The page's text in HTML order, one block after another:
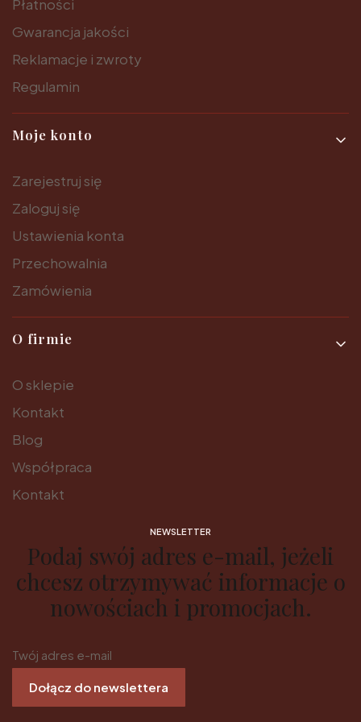
Płatności
Gwarancja jakości
Reklamacje i zwroty
Regulamin
Moje konto
Zarejestruj się
Zaloguj się
Ustawienia konta
Przechowalnia
Zamówienia
O firmie
O sklepie
Kontakt
Blog
Współpraca
Kontakt
NEWSLETTER
Podaj swój adres e-mail, jeżeli
chcesz otrzymywać informacje o
nowościach i promocjach.
Twój adres e-mail
Dołącz do newslettera